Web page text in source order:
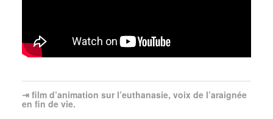
⇥ film d’animation sur l’euthanasie, voix de l’araignée
en fin de vie.